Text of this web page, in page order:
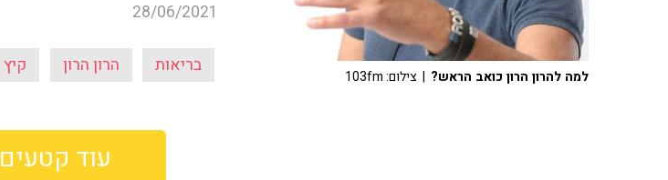
28/06/2021
בריאות הרון הרון קיץ
למה להרון הרון כואב הראש? | צילום: 103fm
עוד קטעים